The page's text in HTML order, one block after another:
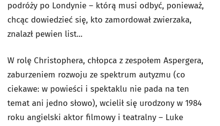
podróży po Londynie – którą musi odbyć, ponieważ,
chcąc dowiedzieć się, kto zamordował zwierzaka,
znalazł pewien list...
W rolę Christophera, chłopca z zespołem Aspergera,
zaburzeniem rozwoju ze spektrum autyzmu (co
ciekawe: w powieści i spektaklu nie pada na ten
temat ani jedno słowo), wcielił się urodzony w 1984
roku angielski aktor filmowy i teatralny – Luke